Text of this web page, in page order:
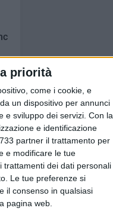
priorità
come i cookie, e
un dispositivo per annunci
e sviluppo dei servizi. Con la
e identificazione
partner il trattamento per
e modificare le tue
trattamenti dei dati personali
Le tue preferenze si
il consenso in qualsiasi
pagina web.
,